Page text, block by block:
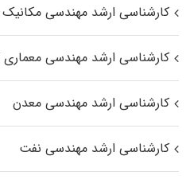
کارشناسی ارشد مهندسی مکانیک
کارشناسی ارشد مهندسی
کارشناسی ارشد مهندسی معدن
کارشناسی ارشد مهندسی نفت